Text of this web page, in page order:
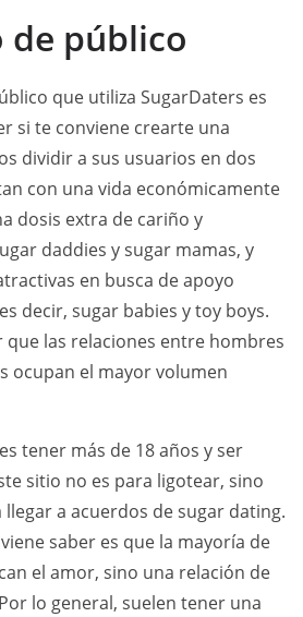
de público
que utiliza SugarDaters es
si te conviene crearte una
dividir a sus usuarios en dos
con una vida económicamente
dosis extra de cariño y
daddies y sugar mamas, y
en busca de apoyo
decir, sugar babies y toy boys.
que las relaciones entre hombres
ocupan el mayor volumen
tener más de 18 años y ser
sitio no es para ligotear, sino
a acuerdos de sugar dating.
saber es que la mayoría de
el amor, sino una relación de
lo general, suelen tener una